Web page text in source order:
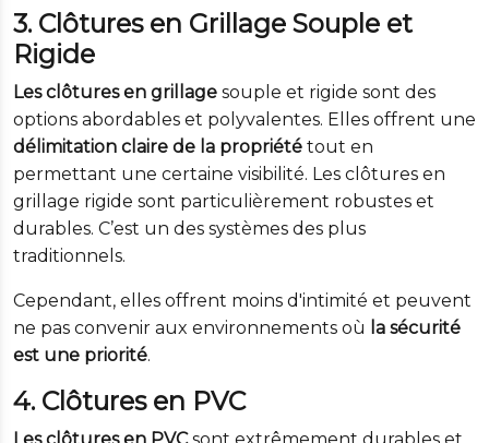
3. Clôtures en Grillage Souple et
Rigide
Les clôtures en grillage souple et rigide sont des
options abordables et polyvalentes. Elles offrent une
délimitation claire de la propriété tout en
permettant une certaine visibilité. Les clôtures en
grillage rigide sont particulièrement robustes et
durables. C’est un des systèmes des plus
traditionnels.
Cependant, elles offrent moins d'intimité et peuvent
ne pas convenir aux environnements où la sécurité
est une priorité.
4. Clôtures en PVC